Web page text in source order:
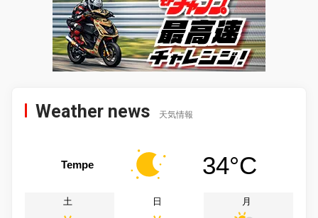
Weather news 天気情報
Tempe 34°C
土 日 月